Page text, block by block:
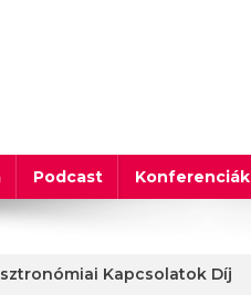
Podcast Konferenciák
Kapcsolatok Díj